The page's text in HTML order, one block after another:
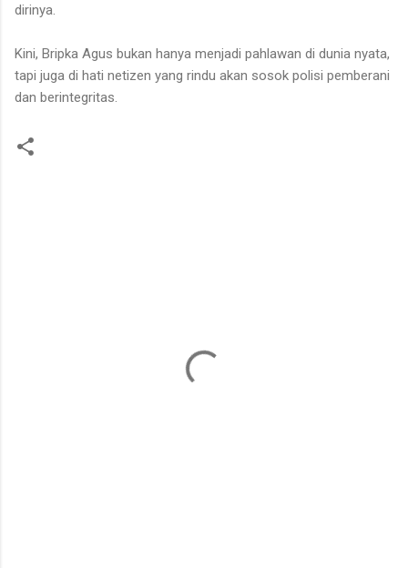
dirinya.
Kini, Bripka Agus bukan hanya menjadi pahlawan di dunia nyata,
tapi juga di hati netizen yang rindu akan sosok polisi pemberani
dan berintegritas.